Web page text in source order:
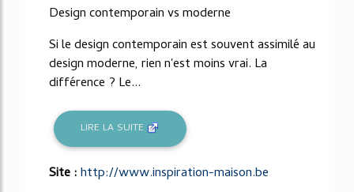
Design contemporain vs moderne
Si le design contemporain est souvent assimilé au
design moderne, rien n'est moins vrai. La
différence ? Le...
LIRE LA SUITE
Site :http://www.inspiration-maison.be